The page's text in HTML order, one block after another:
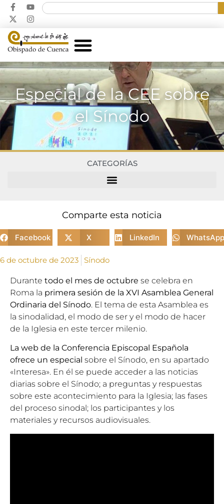
Especial de la CEE sobre
el Sínodo
CATEGORÍAS
Comparte esta noticia
Facebook X LinkedIn WhatsApp
6 de octubre de 2023 Sínodo
Durante todo el mes de octubre se celebra en
Roma la primera sesión de la XVI Asamblea General
Ordinaria del Sínodo. El tema de esta Asamblea es
la sinodalidad, el modo de ser y el modo de hacer
de la Iglesia en este tercer milenio.
La web de la Conferencia Episcopal Española
ofrece un especial sobre el Sínodo, en su apartado
«Interesa». En él se puede acceder a las noticias
diarias sobre el Sínodo; a preguntas y respuestas
sobre este acontecimiento para la Iglesia; las fases
del proceso sinodal; los participantes y los
materiales y recursos audiovisuales.